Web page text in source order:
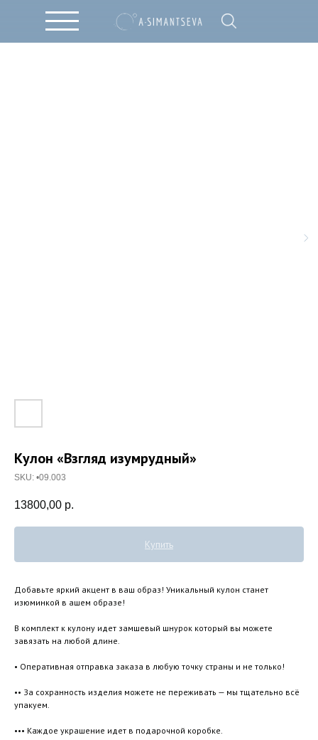
Кулон «Взгляд изумрудный»
SKU: •09.003
13800,00 р.
Купить
Добавьте яркий акцент в ваш образ! Уникальный кулон станет
изюминкой в ашем образе!
В комплект к кулону идет замшевый шнурок который вы можете
завязать на любой длине.
• Оперативная отправка заказа в любую точку страны и не только!
•• За сохранность изделия можете не переживать — мы тщательно всё
упакуем.
••• Каждое украшение идет в подарочной коробке.